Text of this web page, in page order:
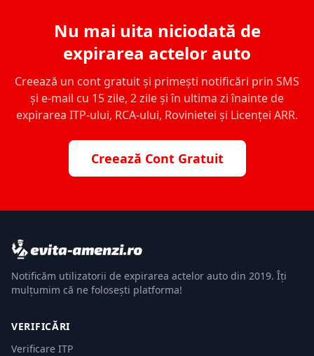
Nu mai uita niciodată de
expirarea actelor auto
Creează un cont gratuit și primești notificări prin SMS
și e-mail cu 15 zile, 2 zile și în ultima zi înainte de
expirarea ITP-ului, RCA-ului, Rovinietei și Licenței ARR.
Creează Cont Gratuit
Notificăm utilizatorii de expirarea actelor auto din 2019. Îți
mulțumim că ne folosești platforma!
VERIFICĂRI
Verificare ITP